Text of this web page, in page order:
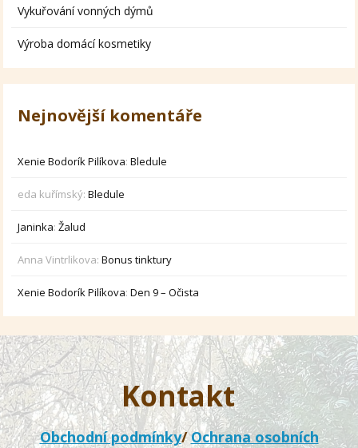
Vykuřování vonných dýmů
Výroba domácí kosmetiky
Nejnovější komentáře
Xenie Bodorík Pilíkova:Bledule
eda kuřímský:Bledule
Janinka:Žalud
Anna Vintrlikova:Bonus tinktury
Xenie Bodorík Pilíkova:Den 9 – Očista
Kontakt
Obchodní podmínky/Ochrana osobních